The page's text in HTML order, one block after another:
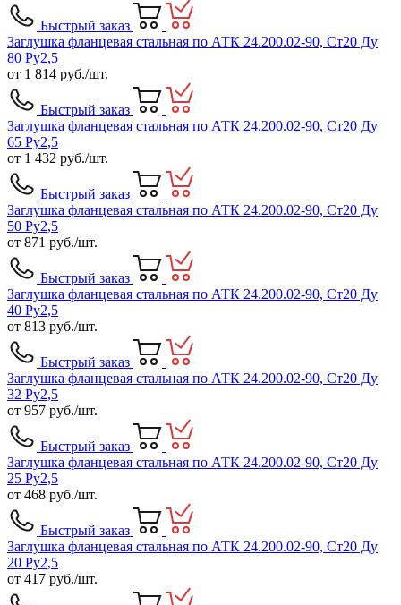
Быстрый заказ
Заглушка фланцевая стальная по АТК 24.200.02-90, Ст20 Ду
80 Ру2,5
от 1 814 руб./шт.
Быстрый заказ
Заглушка фланцевая стальная по АТК 24.200.02-90, Ст20 Ду
65 Ру2,5
от 1 432 руб./шт.
Быстрый заказ
Заглушка фланцевая стальная по АТК 24.200.02-90, Ст20 Ду
50 Ру2,5
от 871 руб./шт.
Быстрый заказ
Заглушка фланцевая стальная по АТК 24.200.02-90, Ст20 Ду
40 Ру2,5
от 813 руб./шт.
Быстрый заказ
Заглушка фланцевая стальная по АТК 24.200.02-90, Ст20 Ду
32 Ру2,5
от 957 руб./шт.
Быстрый заказ
Заглушка фланцевая стальная по АТК 24.200.02-90, Ст20 Ду
25 Ру2,5
от 468 руб./шт.
Быстрый заказ
Заглушка фланцевая стальная по АТК 24.200.02-90, Ст20 Ду
20 Ру2,5
от 417 руб./шт.